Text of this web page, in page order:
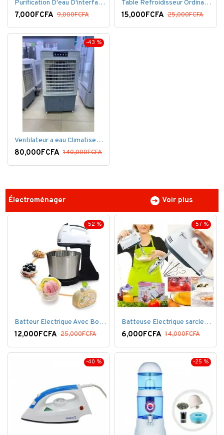
Purification D'eau D'interface De Filtre De Robinet
7,000FCFA 9,000FCFA
Table Refroidisseur Ordinateur Portable
15,000FCFA 25,000FCFA
-43 %
Ventilateur a eau Climatiseur Mobile Grand Model.
80,000FCFA 140,000FCFA
Électroménager Voir plus
-52 %
Batteur Electrique Avec Bol en inox
12,000FCFA 25,000FCFA
-57 %
Batteuse Electrique sarclette à main– 7 vitesses
6,000FCFA 14,000FCFA
-40 % -25 %